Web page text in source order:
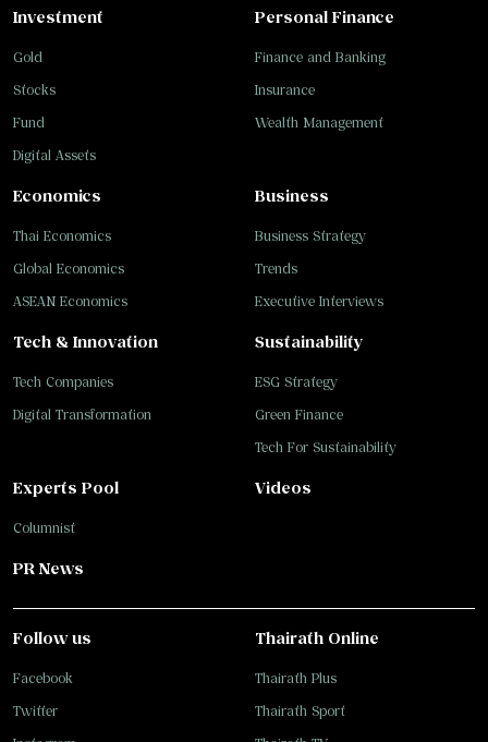
Investment
Gold
Stocks
Fund
Digital Assets
Personal Finance
Finance and Banking
Insurance
Wealth Management
Business
Business Strategy
Trends
Executive Interviews
Tech & Innovation
Tech Companies
Digital Transformation
Sustainability
ESG Strategy
Green Finance
Tech For Sustainability
Economics
Thai Economics
Global Economics
ASEAN Economics
Experts Pool
Columnist
Videos
PR News
Follow us
Facebook
Twitter
Thairath Online
Thairath Plus
Thairath Sport